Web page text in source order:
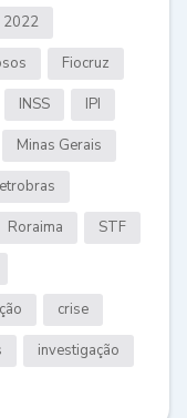
2022
Fiocruz
INSS IPI
Minas Gerais
Roraima STF
crise
investigação